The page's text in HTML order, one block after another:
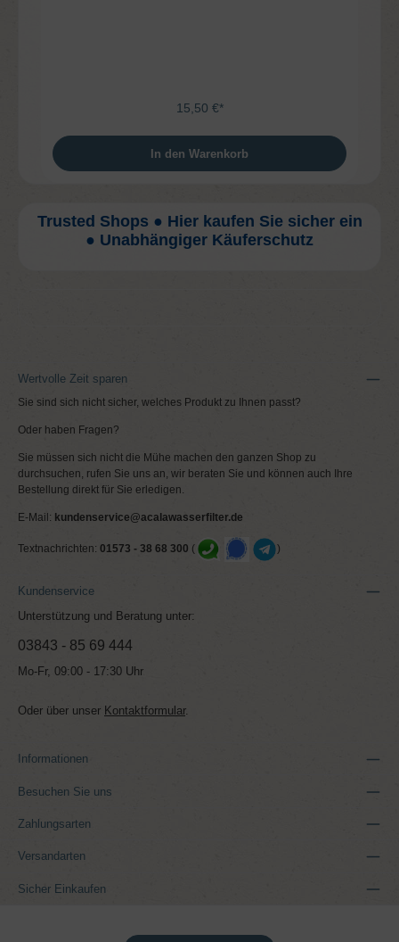
15,50 €*
In den Warenkorb
Trusted Shops ● Hier kaufen Sie sicher ein
● Unabhängiger Käuferschutz
Wertvolle Zeit sparen
Sie sind sich nicht sicher, welches Produkt zu Ihnen passt?
Oder haben Fragen?
Sie müssen sich nicht die Mühe machen den ganzen Shop zu
durchsuchen, rufen Sie uns an, wir beraten Sie und können auch Ihre
Bestellung direkt für Sie erledigen.
E-Mail: kundenservice@acalawasserfilter.de
Textnachrichten: 01573 - 38 68 300 ( )
Informationen
Kundenservice
Unterstützung und Beratung unter:
03843 - 85 69 444
Mo-Fr, 09:00 - 17:30 Uhr
Oder über unser Kontaktformular.
Besuchen Sie uns
Zahlungsarten
Versandarten
Sicher Einkaufen